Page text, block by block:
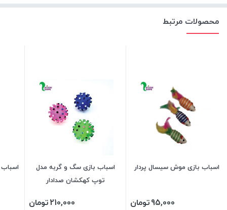
محصولات مرتبط
اسباب بازی موش سیسال پردار
95,000تومان
اسباب بازی سگ و گربه مدل
توپ کهکشان صدادار
210,000تومان